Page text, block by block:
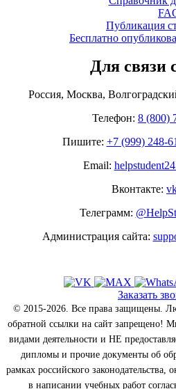
Публикация
Бесплатно
Для связи
Россия, Москва,
Телефон: 8 (800)
Пишите: +7 (999) 248-
Email:
Вконтакте:
Телеграмм:
Администрация сайта:
Заказать
© 2015-2026. Все права защищены.
обратной ссылки на сайт запрещено!
видами деятельности и НЕ
дипломы и прочие документы об
рамках российского
в написании учебных работ